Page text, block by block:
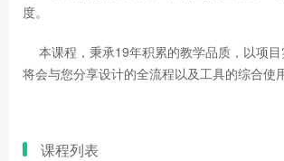
度。
本课程，秉承19年积累的教学品质，以项
将会与您分享设计的全流程以及工具的综合使
课程列表